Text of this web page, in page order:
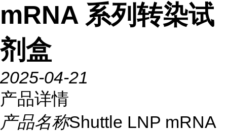
mRNA 系列转染试
剂盒
2025-04-21
产品详情
产品名称Shuttle LNP mRNA